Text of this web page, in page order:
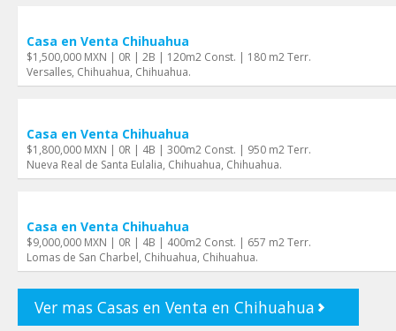
Casa en Venta Chihuahua
$1,500,000 MXN | 0R | 2B | 120m2 Const. | 180 m2 Terr.
Versalles, Chihuahua, Chihuahua.
Casa en Venta Chihuahua
$1,800,000 MXN | 0R | 4B | 300m2 Const. | 950 m2 Terr.
Nueva Real de Santa Eulalia, Chihuahua, Chihuahua.
Casa en Venta Chihuahua
$9,000,000 MXN | 0R | 4B | 400m2 Const. | 657 m2 Terr.
Lomas de San Charbel, Chihuahua, Chihuahua.
Ver mas Casas en Venta en Chihuahua